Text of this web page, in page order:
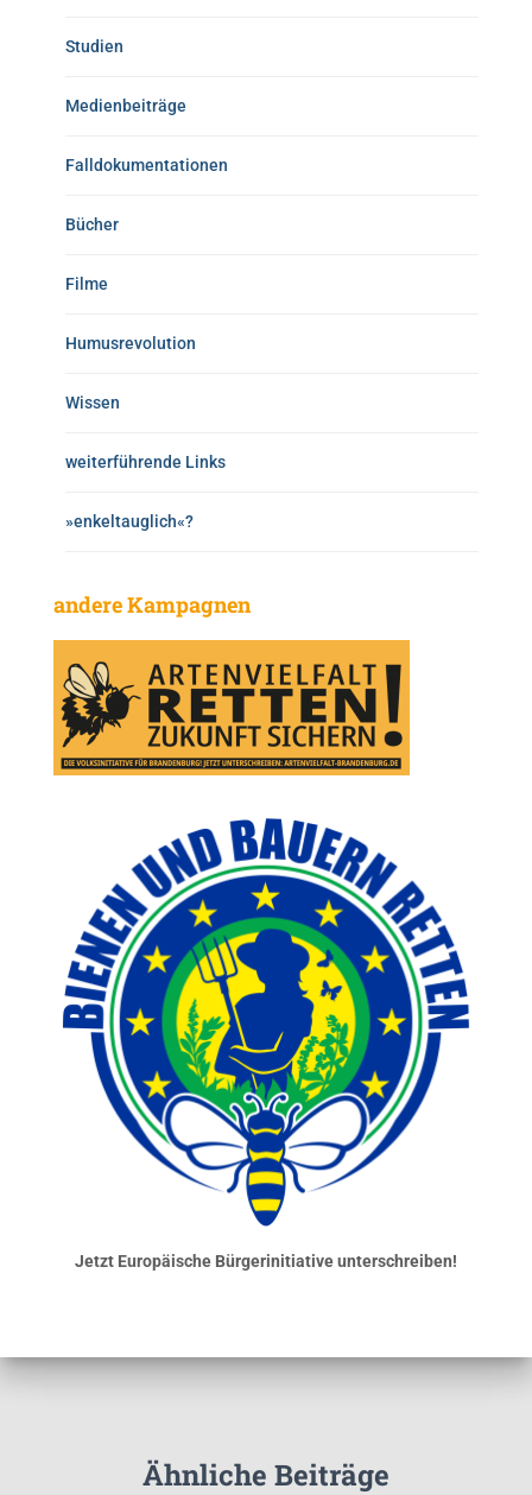
Studien
Medienbeiträge
Falldokumentationen
Bücher
Filme
Humusrevolution
Wissen
weiterführende Links
»enkeltauglich«?
andere Kampagnen
Jetzt Europäische Bürgerinitiative unterschreiben!
Ähnliche Beiträge